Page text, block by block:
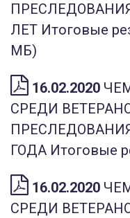
ЛЕТ Итоговые
МБ)
16.02.2020
СРЕДИ
ГОДА Итоговые
16.02.2020
СРЕДИ